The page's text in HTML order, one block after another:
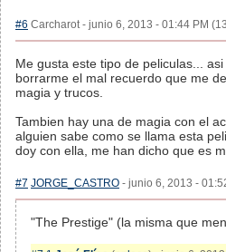
#6 Carcharot - junio 6, 2013 - 01:44 PM
Me gusta este tipo de peliculas...
borrarme el mal recuerdo que me
magia y trucos.
Tambien hay una de magia con el
alguien sabe como se llama esta
doy con ella, me han dicho que es
#7 JORGE_CASTRO - junio 6, 2013 -
"The Prestige" (la misma que